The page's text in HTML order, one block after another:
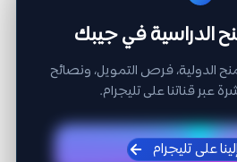
الدراسية في جيبك
الدولية، فرص التمويل، ونصائح
عبر قناتنا على تليجرام.
على تليجرام